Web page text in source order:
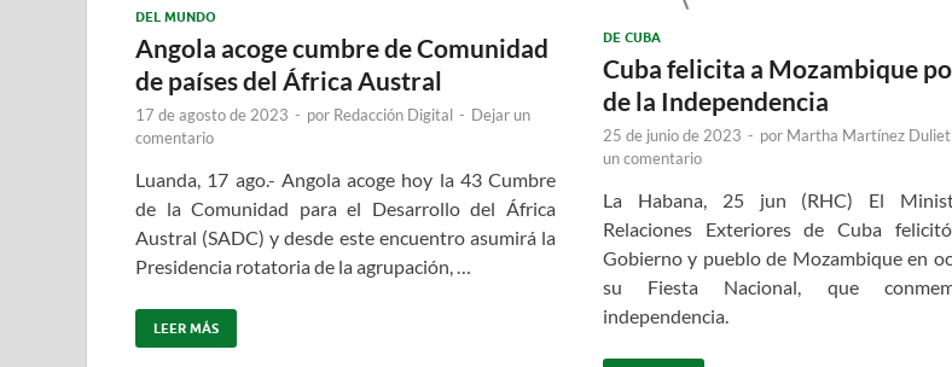
DEL MUNDO
Angola acoge cumbre de Comunidad
de países del África Austral
17 de agosto de 2023 - por Redacción Digital - Dejar un
comentario
Luanda, 17 ago.- Angola acoge hoy la 43 Cumbre
de la Comunidad para el Desarrollo del África
Austral (SADC) y desde este encuentro asumirá la
Presidencia rotatoria de la agrupación, …
LEER MÁS
DE CUBA
Cuba felicita a Mozambique
de la Independencia
25 de junio de 2023 - por Martha Martínez Duliet
un comentario
La Habana, 25 jun (RHC) El
Relaciones Exteriores de Cuba
Gobierno y pueblo de Mozambique en
su Fiesta Nacional, que
independencia.